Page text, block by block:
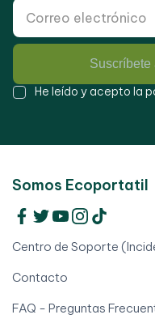
Suscríbete
He leído y acepto la
Somos Ecoportatil
Centro de Soporte
Contacto
FAQ - Preguntas